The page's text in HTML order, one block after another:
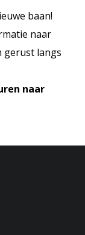
baan!
naar
gerust langs
naar